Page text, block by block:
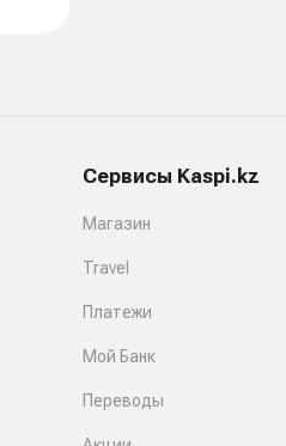
Сервисы Kaspi.kz
Магазин
Travel
Платежи
Мой Банк
Переводы